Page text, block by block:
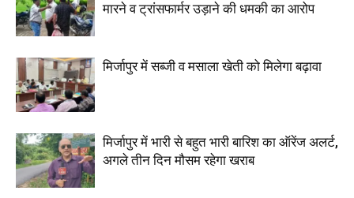
मारने व ट्रांसफार्मर उड़ाने की धमकी का आरोप
मिर्जापुर में सब्जी व मसाला खेती को मिलेगा बढ़ावा
मिर्जापुर में भारी से बहुत भारी बारिश का ऑरेंज अलर्ट,
अगले तीन दिन मौसम रहेगा खराब